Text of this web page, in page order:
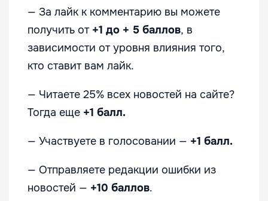
— За лайк к комментарию вы можете
получить от +1 до + 5 баллов, в
зависимости от уровня влияния того,
кто ставит вам лайк.
— Читаете 25% всех новостей на сайте?
Тогда еще +1 балл.
— Участвуете в голосовании — +1 балл.
— Отправляете редакции ошибки из
новостей — +10 баллов.